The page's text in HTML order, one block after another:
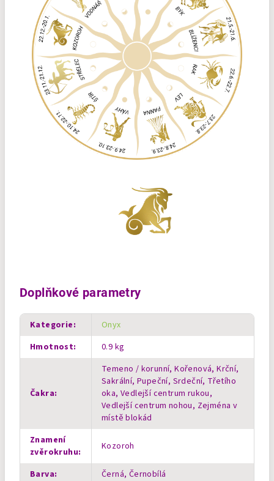
Doplňkové parametry
Kategorie:
Onyx
Hmotnost: 0.9 kg
Čakra:
Temeno / korunní, Kořenová, Krční,
Sakrální, Pupeční, Srdeční, Třetího
oka, Vedlejší centrum rukou,
Vedlejší centrum nohou, Zejména v
místě blokád
Znamení
zvěrokruhu: Kozoroh
Barva:
Černá, Černobílá